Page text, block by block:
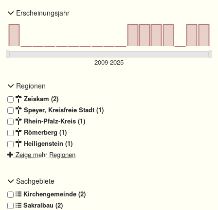
Erscheinungsjahr
Regionen
Zeiskam (2)
Speyer, Kreisfreie Stadt (1)
Rhein-Pfalz-Kreis (1)
Römerberg (1)
Heiligenstein (1)
Zeige mehr Regionen
Sachgebiete
Kirchengemeinde (2)
Sakralbau (2)